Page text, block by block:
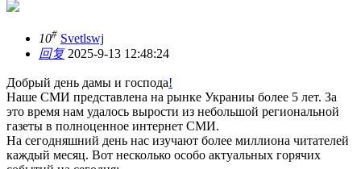
10# Svetlswj
回复2025-9-13 12:48:24
Добрый день дамы и господа!
Наше СМИ представлена на рынке Украниы более 5 лет. За
это время нам удалось вырости из небольшой региональной
газеты в полноценное интернет СМИ.
На сегодняшний день нас изучают более миллиона читателей
каждый месяц. Вот несколько особо актуальных горячих